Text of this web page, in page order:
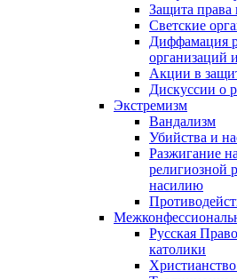
Защита права
Светские
Диффамация
Акции в
Дискуссии о
Экстремизм
Вандализм
Убийства и
Разжигание
религиозной
насилию
Русская
католики